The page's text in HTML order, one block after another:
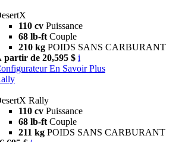
110 cv Puissance
68 lb-ft Couple
210 kg POIDS SANS CARBURANT
partir de 20,595 $ i
En Savoir Plus
Rally
110 cv Puissance
68 lb-ft Couple
211 kg POIDS SANS CARBURANT